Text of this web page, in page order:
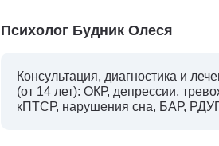
Психолог Будник Олеся
Консультация, диагностика и
(от 14 лет): ОКР, депрессии,
кПТСР, нарушения сна, БАР, РДУГ